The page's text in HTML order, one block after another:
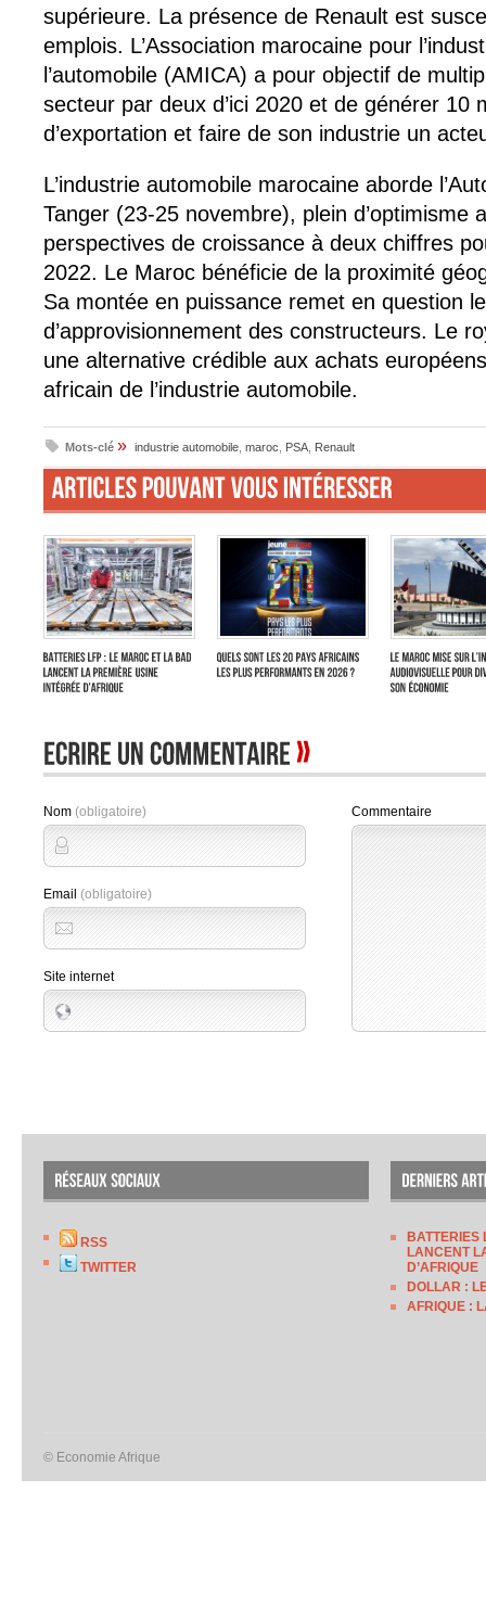
supérieure. La présence de Renault est
emplois. L’Association marocaine pour
l’automobile (AMICA) a pour objectif de
secteur par deux d’ici 2020 et de générer 10
d’exportation et faire de son industrie un
L’industrie automobile marocaine aborde
Tanger (23-25 novembre), plein d’optimisme
perspectives de croissance à deux chiffres
2022. Le Maroc bénéficie de la proximité
Sa montée en puissance remet en question
d’approvisionnement des constructeurs. Le
une alternative crédible aux achats
africain de l’industrie automobile.
Mots-clé » industrie automobile maroc PSA Renault
Nom (obligatoire)
Email (obligatoire)
Site internet
Commentaire
RSS
TWITTER
BATTERIES
LANCENT
D’AFRIQUE
DOLLAR :
AFRIQUE :
© Economie Afrique